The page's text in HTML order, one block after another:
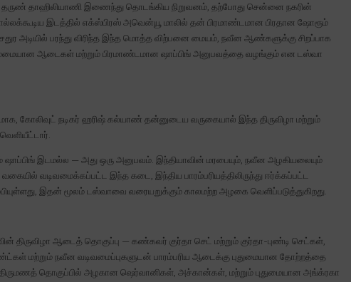
தாஹிலியாணி இணைந்து தொடங்கிய நிறுவனம், தற்போது சென்னை நகரின்
இடத்தில் எக்ஸ்பிரஸ் அவென்யூ மாலில் தன் பிரமாண்டமான பிரதான ஷோரூம்
அடியில் பரந்து விரிந்த இந்த மொத்த விற்பனை மையம், நவீன ஆண்களுக்கு சிறப்பாக
ஆடைகள் மற்றும் பிரமாண்டமான ஷாப்பிங் அனுபவத்தை வழங்கும் என டஸ்வா
கோலிவுட் நடிகர் ஹரிஷ் கல்யாண் தன்னுடைய வருகையால் இந்த திருவிழா மற்றும்
இடமல்ல — அது ஒரு அனுபவம். இந்தியாவின் மரபையும், நவீன அழகியலையும்
வகையில் வடிவமைக்கப்பட்ட இந்த கடை, இந்திய பாரம்பரியத்திலிருந்து ஈர்க்கப்பட்ட
இதன் மூலம் டஸ்வாவை வரையறுக்கும் காலமற்ற அழகை வெளிப்படுத்துகிறது.
திருவிழா ஆடைத் தொகுப்பு — கண்கவர் குர்தா செட் மற்றும் குர்தா-புண்டி செட்கள்,
மற்றும் நவீன வடிவமைப்புகளுடன் பாரம்பரிய ஆடைக்கு புதுமையான தோற்றத்தை
தொகுப்பில் அழகான ஷெர்வானிகள், அச்கான்கள், மற்றும் புதுமையான அங்க்ரகா